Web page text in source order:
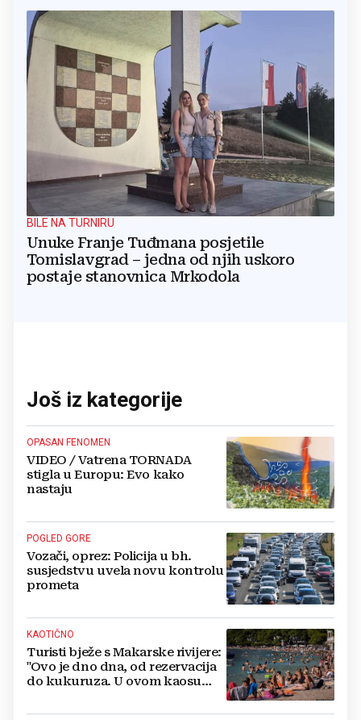
BILE NA TURNIRU
Unuke Franje Tuđmana posjetile
Tomislavgrad – jedna od njih uskoro
postaje stanovnica Mrkodola
Još iz kategorije
OPASAN FENOMEN
VIDEO / Vatrena TORNADA
stigla u Europu: Evo kako
nastaju
POGLED GORE
Vozači, oprez: Policija u bh.
susjedstvu uvela novu kontrolu
prometa
KAOTIČNO
Turisti bježe s Makarske rivijere:
"Ovo je dno dna, od rezervacija
do kukuruza. U ovom kaosu